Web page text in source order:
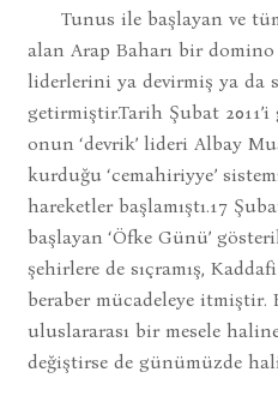
Tunus ile başlayan ve
alan Arap Baharı bir
liderlerini ya devirmiş ya da
getirmiştir.Tarih Şubat
onun ‘devrik’ lideri Albay
kurduğu ‘cemahiriyye’
hareketler başlamıştı.17
başlayan ‘Öfke Günü’
şehirlere de sıçramış,
beraber mücadeleye itmiştir.
uluslararası bir mesele
değiştirse de günümüzde